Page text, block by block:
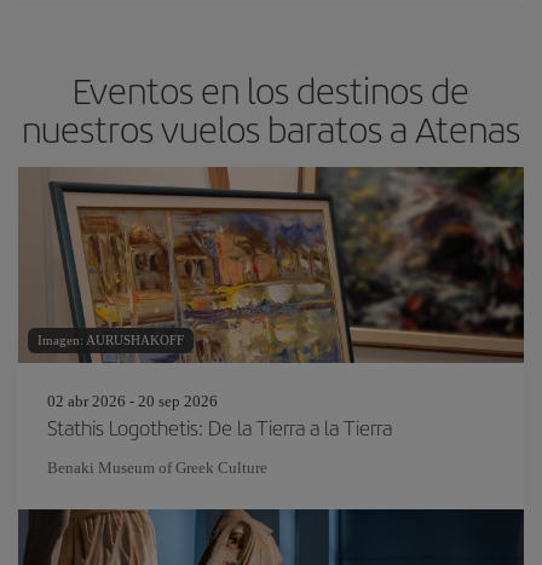
Eventos en los destinos de
nuestros vuelos baratos a Atenas
Imagen: AURUSHAKOFF
02 abr 2026 - 20 sep 2026
Stathis Logothetis: De la Tierra a la Tierra
Benaki Museum of Greek Culture